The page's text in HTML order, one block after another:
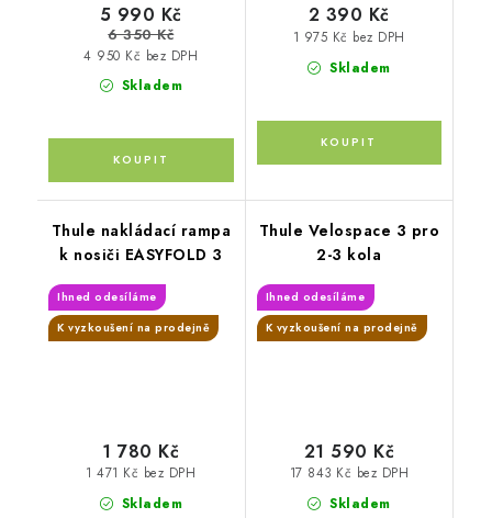
Skladem
4 950 Kč bez DPH
5 990 Kč
6 350 Kč
Skladem
1 975 Kč bez DPH
2 390 Kč
Thule nakládací rampa
k nosiči EASYFOLD 3
Ihned odesíláme
K vyzkoušení na prodejně
Skladem
1 471 Kč bez DPH
1 780 Kč
Thule Velospace 3 pro
2-3 kola
Ihned odesíláme
K vyzkoušení na prodejně
Skladem
17 843 Kč bez DPH
21 590 Kč